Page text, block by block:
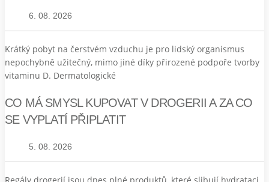
6. 08. 2026
Krátký pobyt na čerstvém vzduchu je pro lidský organismus
nepochybně užitečný, mimo jiné díky přirozené podpoře tvorby
vitaminu D. Dermatologické
CO MÁ SMYSL KUPOVAT V DROGERII A ZA CO
SE VYPLATÍ PŘIPLATIT
5. 08. 2026